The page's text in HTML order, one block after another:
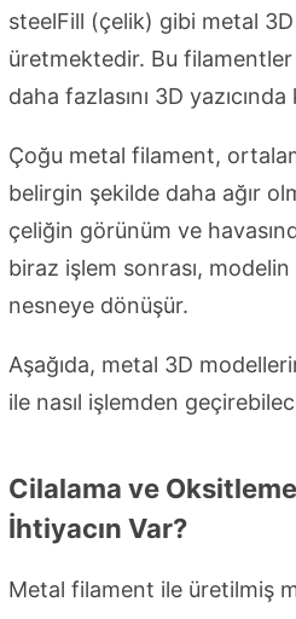
steelFill (çelik) gibi metal 3D
üretmektedir. Bu
daha fazlasını 3D
Çoğu metal filament,
belirgin şekilde daha ağır
çeliğin görünüm ve
biraz işlem sonrası,
nesneye dönüşür.
Aşağıda, metal 3D
ile nasıl işlemden
Cilalama ve
İhtiyacın Var?
Metal filament ile üretilmiş